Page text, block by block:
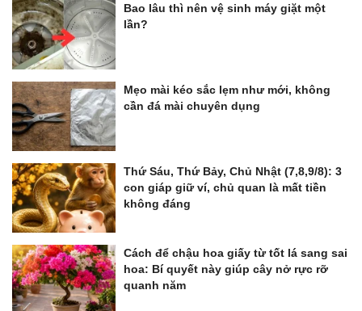
Bao lâu thì nên vệ sinh máy giặt một
lần?
Mẹo mài kéo sắc lẹm như mới, không
cần đá mài chuyên dụng
Thứ Sáu, Thứ Bảy, Chủ Nhật (7,8,9/8): 3
con giáp giữ ví, chủ quan là mất tiền
không đáng
Cách để chậu hoa giấy từ tốt lá sang sai
hoa: Bí quyết này giúp cây nở rực rỡ
quanh năm